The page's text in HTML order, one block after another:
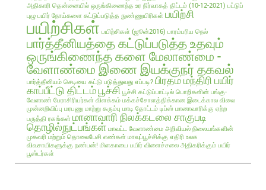
அதிகாரி தென்னையில் ஒருங்கிணைந்த உர நிர்வாகத் திட்டம் (10-12-2021) பட்டுப்
புழு பயிர் நோய்களை கட்டுப்படுத்த நுண்ணுயிரிகள் பயிற்சி
பயிற்சிகள் பயிற்சிகள் (ஜூன்2016) பாரம்பரிய நெல்
பார்த்தீனியத்தை கட்டுப்படுத்த உதவும்
ஒருங்கிணைந்த களை மேலாண்மை -
வேளாண்மை இணை இயக்குநர் தகவல்
பார்த்தீனியம் செடியை கட்டு படுத்துவது எப்படி? பிரதம மந்திரி பயிர்
காப்பீட்டு திட்டம்பூச்சி பூச்சி கட்டுப்பாட்டில் பொறிகளின் பங்கு-
வேளாண் பேராசிரியர்கள் விளக்கம் மக்கச்சோளத்திக்கான இடைக்கால விலை
முன்னறிவிப்பு மரபணு மாற்று கரும்பு மாடி தோட்டம் டிப்ஸ் மானாவாரிக்கு ஏற்ற
பருத்தி ரகங்கள் மானாவாரி நிலக்கடலை சாகுபடி
தொழில்நுட்பங்கள் மாவட்ட வேளாண்மை அறிவியல் நிலையங்களின்
முகவரி மற்றும் தொலைபேசி எண்கள் மாவுப்பூச்சிக்கு எதிரி உலக
விவசாயிகளுக்கு நண்பன்! மிளகாயை பயிர் விளைச்சலை அதிகரிக்கும் பயிர்
பூஸ்டர்கள்